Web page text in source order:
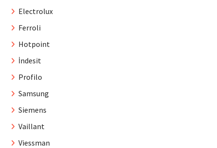
Electrolux
Ferroli
Hotpoint
İndesit
Profilo
Samsung
Siemens
Vaillant
Viessman